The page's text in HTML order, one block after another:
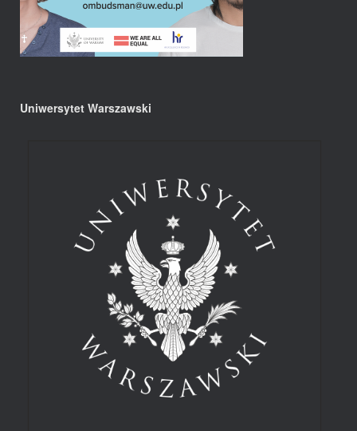
Uniwersytet Warszawski